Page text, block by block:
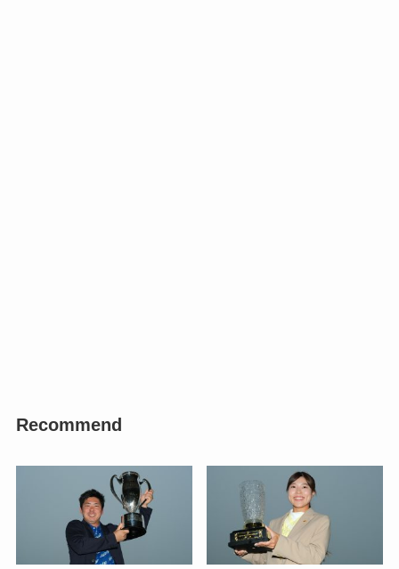
Recommend